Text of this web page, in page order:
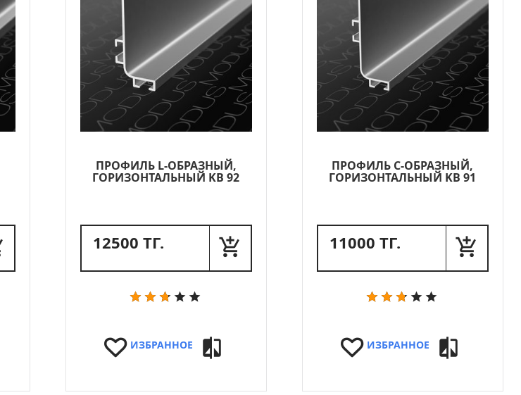
ПРОФИЛЬ L-ОБРАЗНЫЙ,
ГОРИЗОНТАЛЬНЫЙ KB 92
12500 ТГ.
ИЗБРАННОЕ
ПРОФИЛЬ C-ОБРАЗНЫЙ,
ГОРИЗОНТАЛЬНЫЙ KB 91
11000 ТГ.
ИЗБРАННОЕ